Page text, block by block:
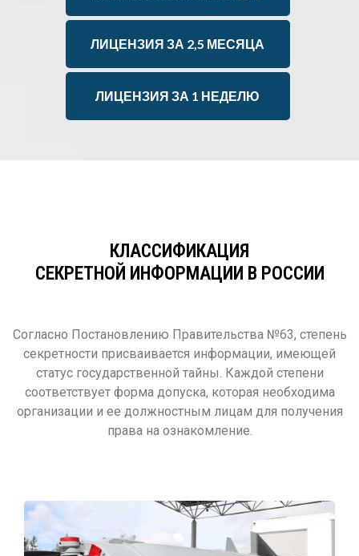
ЛИЦЕНЗИЯ ЗА 2,5 МЕСЯЦА
ЛИЦЕНЗИЯ ЗА 1 НЕДЕЛЮ
КЛАССИФИКАЦИЯ
СЕКРЕТНОЙ ИНФОРМАЦИИ В РОССИИ
Согласно Постановлению Правительства №63, степень
секретности присваивается информации, имеющей
статус государственной тайны. Каждой степени
соответствует форма допуска, которая необходима
организации и ее должностным лицам для получения
права на ознакомление.